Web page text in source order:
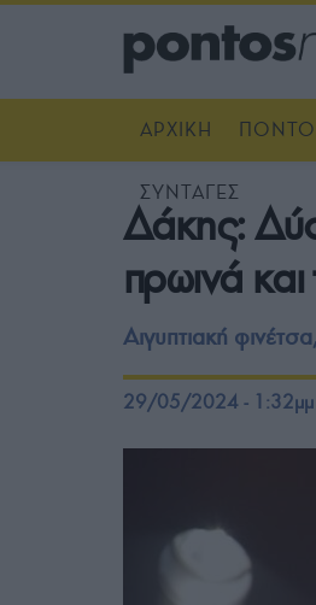
ΑΡΧΙΚΗ
ΣΥΝΤΑΓΕΣ
Δάκης:
πρωινά
Αιγυπτιακή
29/05/2024 - 1:32μμ